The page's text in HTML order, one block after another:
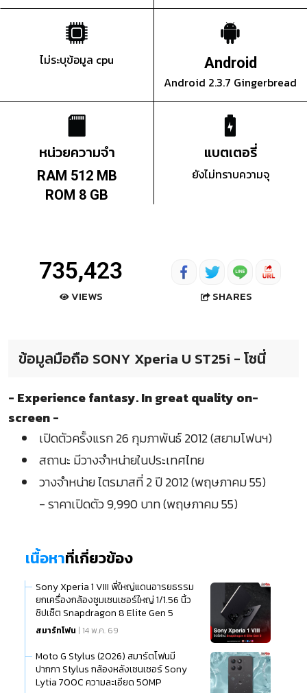
ไม่ระบุข้อมูล cpu Android
Android 2.3.7 Gingerbread
หน่วยความจำ
RAM 512 MB
ROM 8 GB
แบตเตอรี่
ยังไม่ทราบความจุ
735,423
VIEWS SHARES
ข้อมูลมือถือ SONY Xperia U ST25i - โซนี่
- Experience fantasy. In great quality on-
screen -
เปิดตัวครั้งแรก 26 กุมภาพันธ์ 2012 (สยามโฟนฯ)
สถานะ มีวางจำหน่ายในประเทศไทย
วางจำหน่าย ไตรมาสที่ 2 ปี 2012 (พฤษภาคม 55)
- ราคาเปิดตัว 9,990 บาท (พฤษภาคม 55)
เนื้อหาที่เกี่ยวข้อง
Sony Xperia 1 VIII พี่ใหญ่แดนอารยธรรม
ยกเครื่องกล้องซูมเซนเซอร์ใหญ่ 1/1.56 นิ้ว
ชิปเซ็ต Snapdragon 8 Elite Gen 5
สมาร์ทโฟน | 14 พ.ค. 69
Moto G Stylus (2026) สมาร์ตโฟนมี
ปากกา Stylus กล้องหลังเซนเซอร์ Sony
Lytia 700C ความละเอียด 50MP